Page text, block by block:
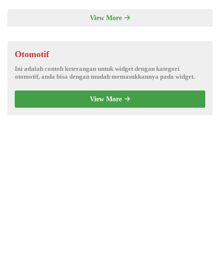
View More
Otomotif
Ini adalah contoh keterangan untuk widget dengan kategori
otomotif, anda bisa dengan mudah memasukkannya pada widget.
View More